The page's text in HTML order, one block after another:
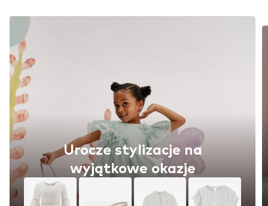
Urocze stylizacje na
wyjątkowe okazje